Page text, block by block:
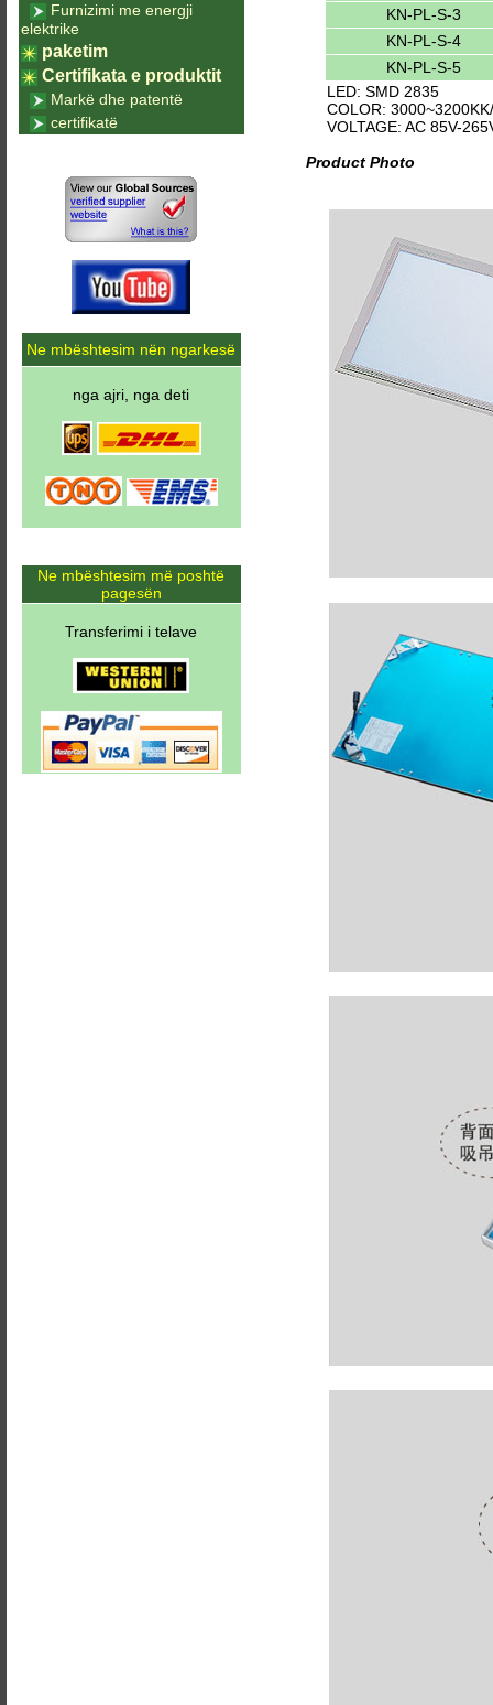
KN-PL-S-3
KN-PL-S-4
KN-PL-S-5
LED: SMD 2835
COLOR:
VOLTAGE: AC 85V-
Product Photo
Furnizimi me energji
elektrike
paketim
Certifikata e produktit
Markë dhe patentë
certifikatë
Ne mbështesim nën ngarkesë
nga ajri, nga deti
Ne mbështesim më poshtë
pagesën
Transferimi i telave